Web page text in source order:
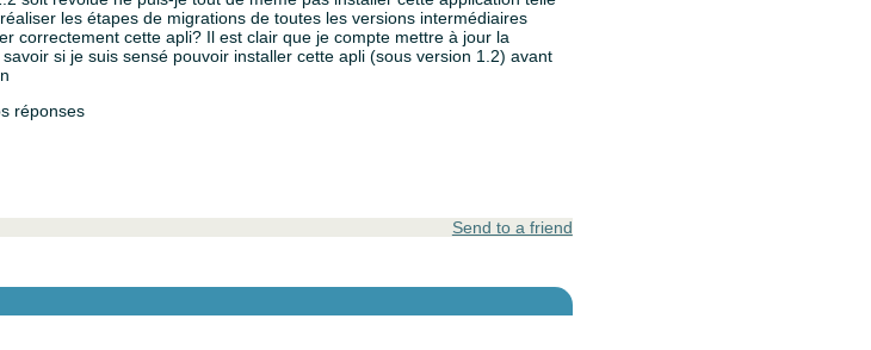
les étapes de migrations de toutes les versions intermédiaires
correctement cette apli? Il est clair que je compte mettre à jour la
si je suis sensé pouvoir installer cette apli (sous version 1.2) avant
réponses
Send to a friend